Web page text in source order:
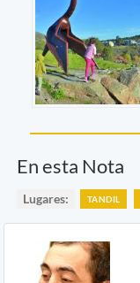
En esta Nota
Lugares: TANDIL